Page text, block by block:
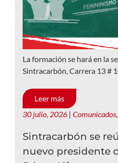
La formación se hará en la
Sintracarbón, Carrera 13 #
Leer más
30 julio, 2026 | Comunicados,
Sintracarbón se
nuevo presidente